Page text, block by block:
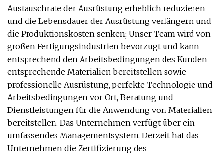
Austauschrate der Ausrüstung erheblich reduzieren
und die Lebensdauer der Ausrüstung verlängern und
die Produktionskosten senken; Unser Team wird von
großen Fertigungsindustrien bevorzugt und kann
entsprechend den Arbeitsbedingungen des Kunden
entsprechende Materialien bereitstellen sowie
professionelle Ausrüstung, perfekte Technologie und
Arbeitsbedingungen vor Ort, Beratung und
Dienstleistungen für die Anwendung von Materialien
bereitstellen. Das Unternehmen verfügt über ein
umfassendes Managementsystem. Derzeit hat das
Unternehmen die Zertifizierung des